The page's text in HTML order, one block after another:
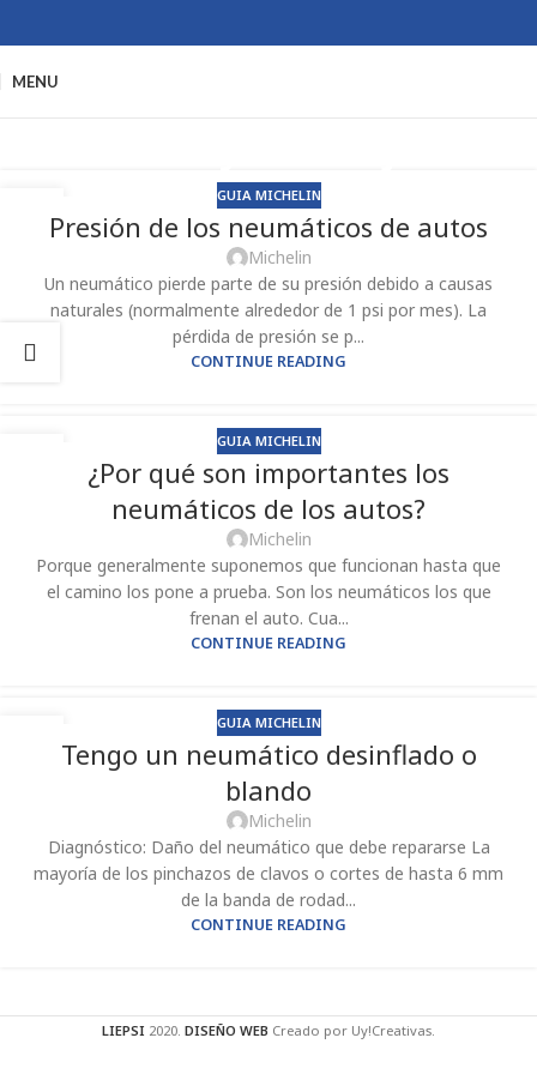
MENU
GUIA MICHELIN
Presión de los neumáticos de autos
Michelin
Un neumático pierde parte de su presión debido a causas
naturales (normalmente alrededor de 1 psi por mes). La
pérdida de presión se p...
CONTINUE READING
GUIA MICHELIN
¿Por qué son importantes los
neumáticos de los autos?
Michelin
Porque generalmente suponemos que funcionan hasta que
el camino los pone a prueba. Son los neumáticos los que
frenan el auto. Cua...
CONTINUE READING
GUIA MICHELIN
Tengo un neumático desinflado o
blando
Michelin
Diagnóstico: Daño del neumático que debe repararse La
mayoría de los pinchazos de clavos o cortes de hasta 6 mm
de la banda de rodad...
CONTINUE READING
LIEPSI 2020. DISEÑO WEB Creado por Uy!Creativas.